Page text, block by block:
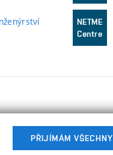
NETME
Centre
PŘIJÍMÁM VŠECHNY